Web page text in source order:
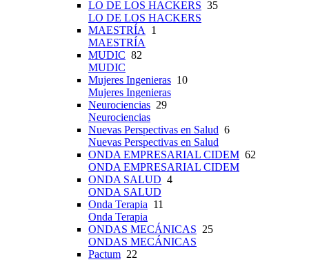
LO DE LOS HACKERS 35
LO DE LOS HACKERS
MAESTRÍA
1
MAESTRÍA
MUDIC 82
MUDIC
Mujeres Ingenieras 10
Mujeres Ingenieras
Neurociencias 29
Neurociencias
Nuevas Perspectivas en Salud 6
Nuevas Perspectivas en Salud
ONDA EMPRESARIAL CIDEM 62
ONDA EMPRESARIAL CIDEM
ONDA SALUD 4
ONDA SALUD
Onda Terapia 11
Onda Terapia
ONDAS MECÁNICAS 25
ONDAS MECÁNICAS
Pactum 22